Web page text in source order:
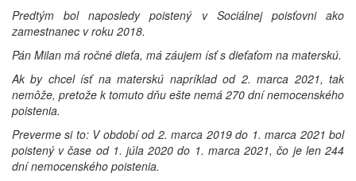
Predtým bol naposledy poistený v Sociálnej poisťovni ako
zamestnanec v roku 2018.
Pán Milan má ročné dieťa, má záujem ísť s dieťaťom na materskú.
Ak by chcel ísť na materskú napríklad od 2. marca 2021, tak
nemôže, pretože k tomuto dňu ešte nemá 270 dní nemocenského
poistenia.
Preverme si to: V období od 2. marca 2019 do 1. marca 2021 bol
poistený v čase od 1. júla 2020 do 1. marca 2021, čo je len 244
dní nemocenského poistenia.